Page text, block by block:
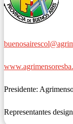
Presidente:
Representantes